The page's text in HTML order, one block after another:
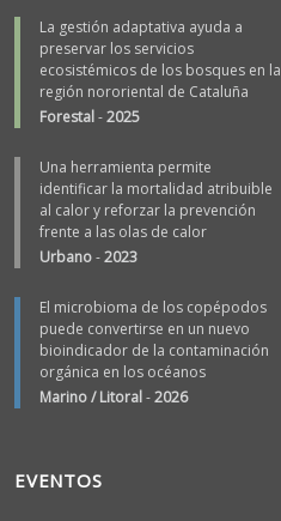
La gestión adaptativa ayuda a
preservar los servicios
ecosistémicos de los bosques en la
región nororiental de Cataluña
Forestal-2025
Una herramienta permite
identificar la mortalidad atribuible
al calor y reforzar la prevención
frente a las olas de calor
Urbano-2023
El microbioma de los copépodos
puede convertirse en un nuevo
bioindicador de la contaminación
orgánica en los océanos
Marino / Litoral-2026
EVENTOS